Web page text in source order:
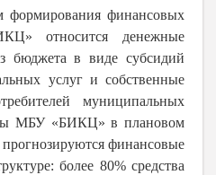
формирования финансовых
относится денежные
бюджета в виде субсидий
услуг и собственные
муниципальных
МБУ «БИКЦ» в плановом
финансовые
более 80% средства